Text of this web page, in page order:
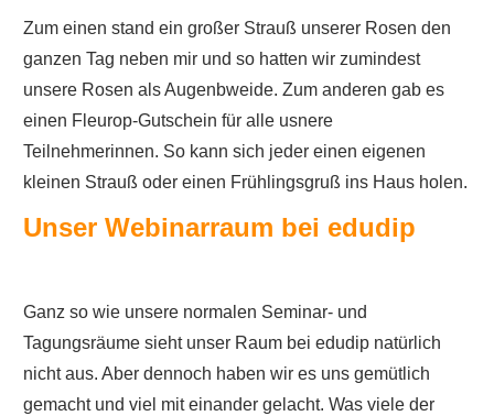
Zum einen stand ein großer Strauß unserer Rosen den
ganzen Tag neben mir und so hatten wir zumindest
unsere Rosen als Augenbweide. Zum anderen gab es
einen Fleurop-Gutschein für alle usnere
Teilnehmerinnen. So kann sich jeder einen eigenen
kleinen Strauß oder einen Frühlingsgruß ins Haus holen.
Unser Webinarraum bei edudip
Ganz so wie unsere normalen Seminar- und
Tagungsräume sieht unser Raum bei edudip natürlich
nicht aus. Aber dennoch haben wir es uns gemütlich
gemacht und viel mit einander gelacht. Was viele der